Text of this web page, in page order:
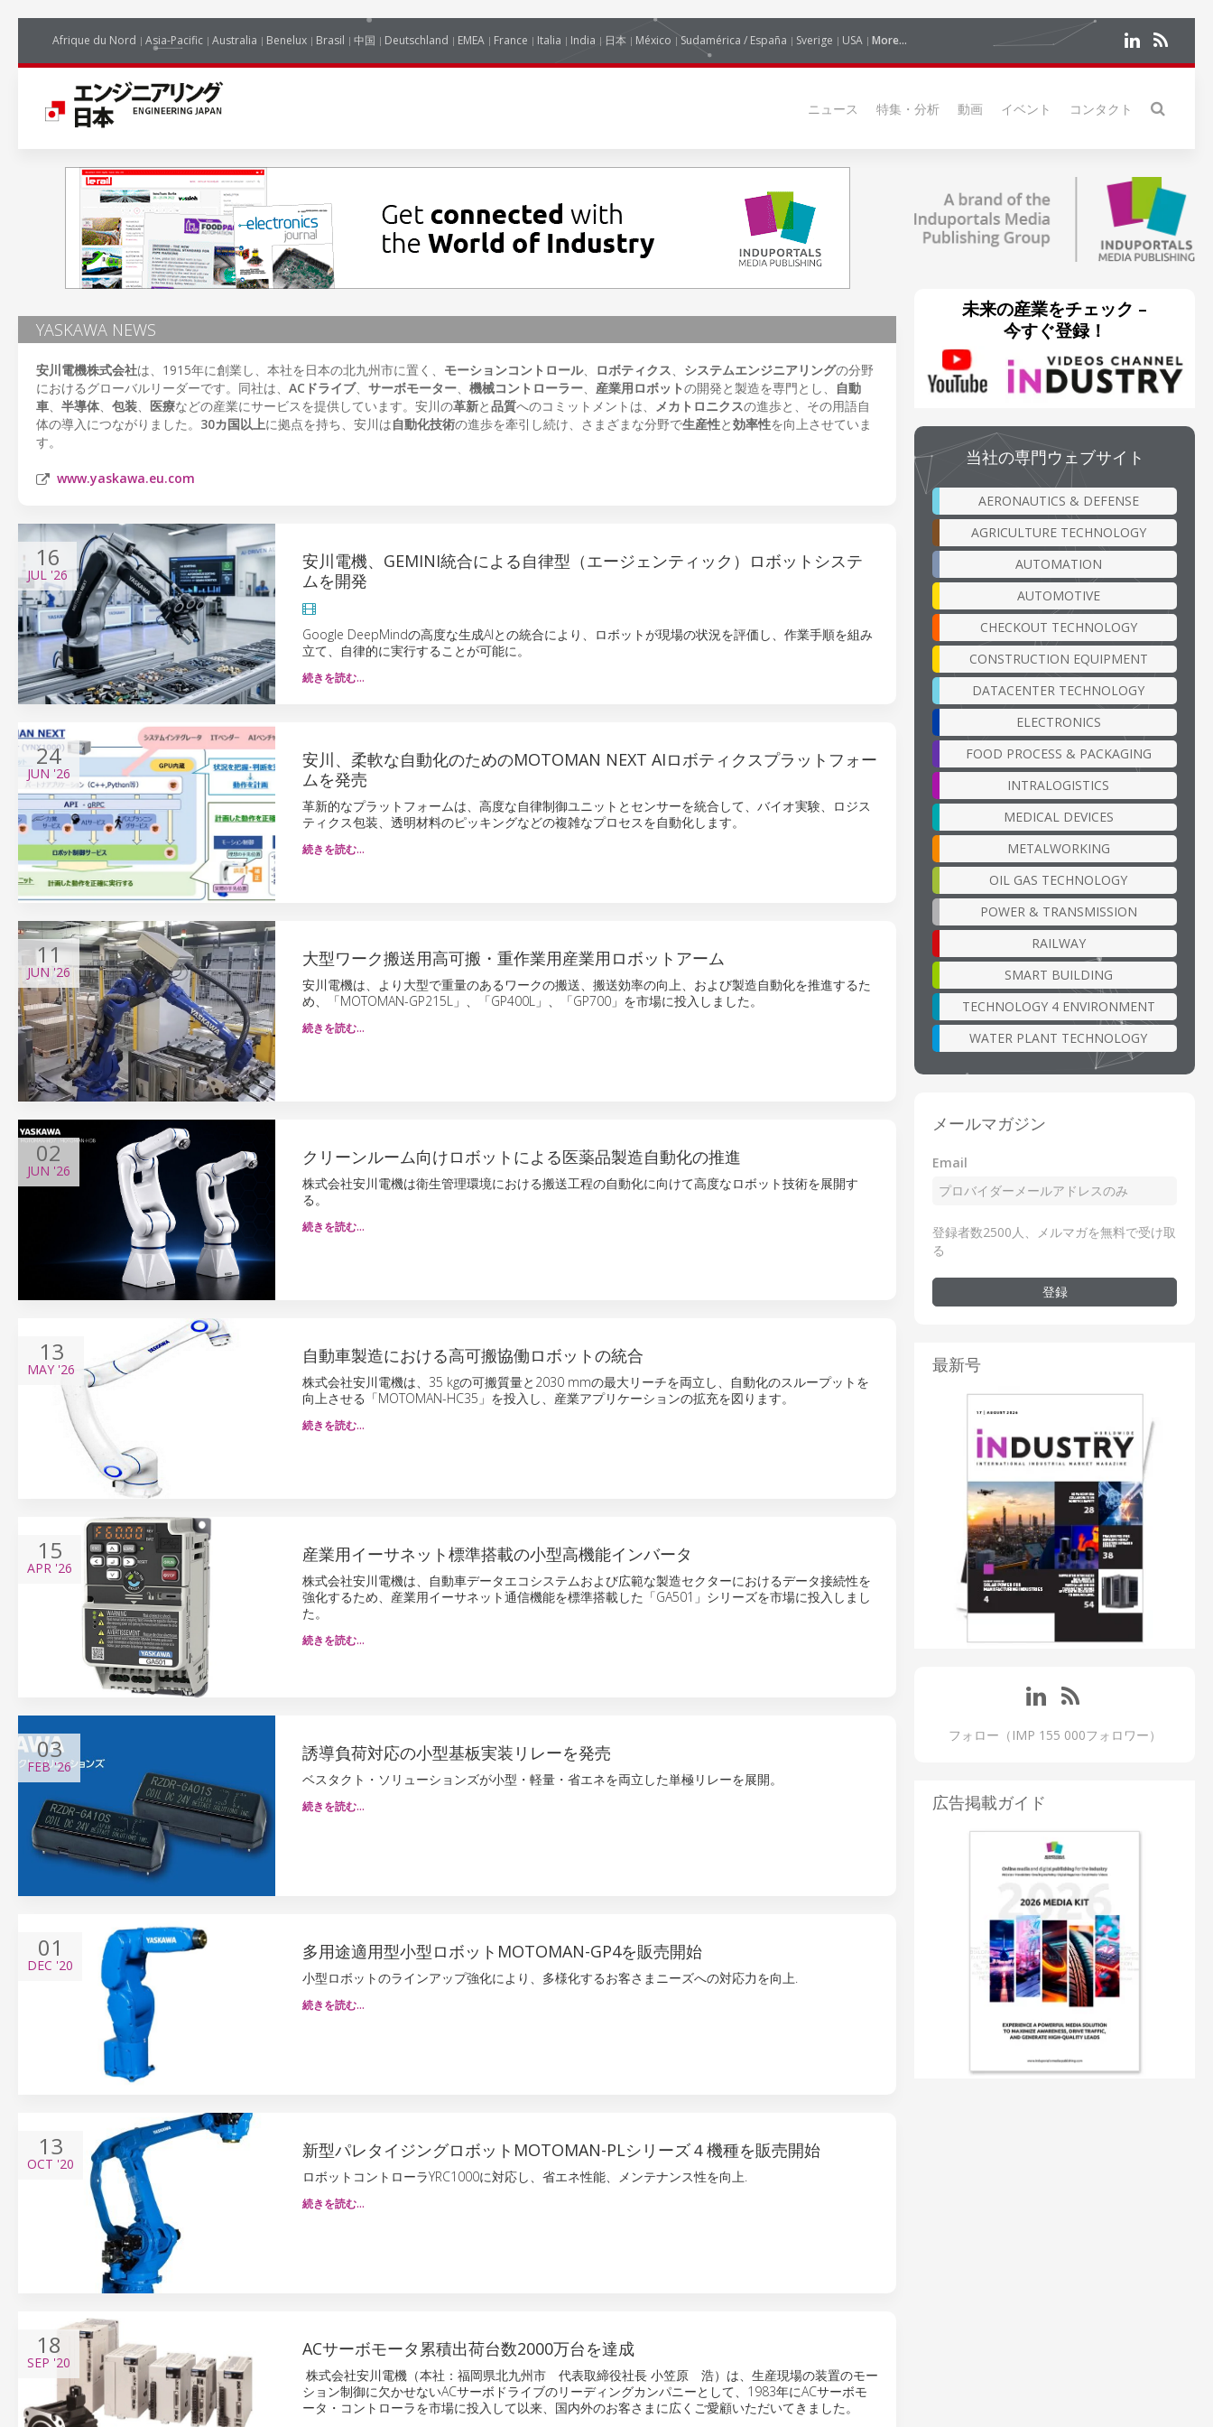
Afrique du Nord Asia-Pacific Australia Benelux Brasil 中国 Deutschland EMEA France Italia India 日本 México Sudamérica / España Sverige USA More...
ニュース 特集・分析 動画 イベント コンタクト
YASKAWA NEWS
安川電機株式会社は、1915年に創業し、本社を日本の北九州市に置く、 モーションコントロール、 ロボティクス、 システムエンジニアリングの分野
におけるグローバルリーダーです。同社は、 ACドライブ、 サーボモーター、 機械コントローラー、 産業用ロボットの開発と製造を専門とし、
自動
車、 半導体、 包装、 医療などの産業にサービスを提供しています。安川の革新と品質へのコミットメントは、 メカトロニクスの進歩と、その用語自
体の導入につながりました。 30カ国以上に拠点を持ち、安川は自動化技術の進歩を牽引し続け、さまざまな分野で生産性と効率性を向上させていま
す。
www.yaskawa.eu.com
16
JUL '26
安川電機、GEMINI統合による自律型（エージェンティック）ロボットシステ
ムを開発
Google DeepMindの高度な生成AIとの統合により、ロボットが現場の状況を評価し、作業手順を組み
立て、自律的に実行することが可能に。
続きを読む…
24
JUN '26
安川、柔軟な自動化のためのMOTOMAN NEXT AIロボティクスプラットフォー
ムを発売
革新的なプラットフォームは、高度な自律制御ユニットとセンサーを統合して、バイオ実験、ロジス
ティクス包装、透明材料のピッキングなどの複雑なプロセスを自動化します。
続きを読む…
11
JUN'26
大型ワーク搬送用高可搬・重作業用産業用ロボットアーム
安川電機は、より大型で重量のあるワークの搬送、搬送効率の向上、および製造自動化を推進するた
め、「MOTOMAN-GP215L」、「GP400L」、「GP700」を市場に投入しました。
続きを読む…
02
JUN '26
クリーンルーム向けロボットによる医薬品製造自動化の推進
株式会社安川電機は衛生管理環境における搬送工程の自動化に向けて高度なロボット技術を展開す
る。
続きを読む…
13
MAY '26
自動車製造における高可搬協働ロボットの統合
株式会社安川電機は、35 kgの可搬質量と2030 mmの最大リーチを両立し、自動化のスループットを
向上させる「MOTOMAN-HC35」を投入し、産業アプリケーションの拡充を図ります。
続きを読む…
15
APR '26
産業用イーサネット標準搭載の小型高機能インバータ
株式会社安川電機は、自動車データエコシステムおよび広範な製造セクターにおけるデータ接続性を
強化するため、産業用イーサネット通信機能を標準搭載した「GA501」シリーズを市場に投入しまし
た。
続きを読む…
03
FEB'26
誘導負荷対応の小型基板実装リレーを発売
ベスタクト・ソリューションズが小型・軽量・省エネを両立した単極リレーを展開。
続きを読む…
01
DEC '20
多用途適用型小型ロボットMOTOMAN-GP4を販売開始
小型ロボットのラインアップ強化により、多様化するお客さまニーズへの対応力を向上.
続きを読む…
13
OCT '20
新型パレタイジングロボットMOTOMAN-PLシリーズ４機種を販売開始
ロボットコントローラYRC1000に対応し、省エネ性能、メンテナンス性を向上.
続きを読む…
18
SEP '20
ACサーボモータ累積出荷台数2000万台を達成
株式会社安川電機（本社：福岡県北九州市 代表取締役社長 小笠原 浩）は、生産現場の装置のモー
ション制御に欠かせないACサーボドライブのリーディングカンパニーとして、1983年にACサーボモ
ータ・コントローラを市場に投入して以来、国内外のお客さまに広くご愛顧いただいてきました。
未来の産業をチェック –
今すぐ登録！
当社の専門ウェブサイト
AERONAUTICS & DEFENSE
AGRICULTURE TECHNOLOGY
AUTOMATION
AUTOMOTIVE
CHECKOUT TECHNOLOGY
CONSTRUCTION EQUIPMENT
DATACENTER TECHNOLOGY
ELECTRONICS
FOOD PROCESS & PACKAGING
INTRALOGISTICS
MEDICAL DEVICES
METALWORKING
OIL GAS TECHNOLOGY
POWER & TRANSMISSION
RAILWAY
SMART BUILDING
TECHNOLOGY 4 ENVIRONMENT
WATER PLANT TECHNOLOGY
メールマガジン
Email
登録者数2500人、メルマガを無料で受け取
る
登録
最新号
フォロー（IMP 155 000フォロワー）
広告掲載ガイド